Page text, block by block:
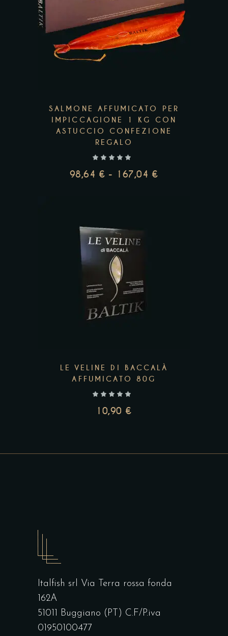
68,31 €
ha
più
varianti.
essere
scelte
nella
prodotto
Add to wishlist
SALMONE AFFUMICATO PER
IMPICCAGIONE 1 KG CON
ASTUCCIO CONFEZIONE
REGALO
98,64 € - 167,04 €
Add to wishlist
LE VELINE DI BACCALÀ
AFFUMICATO 80G
10,90 €
Italfish srl Via Terra rossa fonda
162A
51011 Buggiano (PT) C.F/P.iva
01950100477